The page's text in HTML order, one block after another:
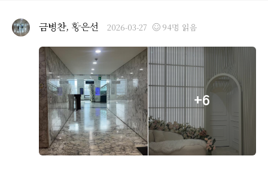
과 피로연장이 같이 있어서 하객들 동선도 좋아보였습니
다. 웨딩홀은 밝은 웨딩홀입니다. 어두운 곳을 선호하시는
분들은 선호하시지 않을 수 있지만 저희는 밝은 홀을 찾고
있어서 제격이었습니다. 큰 웨딩홀은 아니지만 리뉴얼 이
후로 더 세련되지고 이뻐졌습니다. 꽃도 많아지고 더 화사
해져서 아주 흡족스러웠습니다. 그리고 신부대기실도 너무
사랑스럽게 변했고, 신부대기실에서 바로 버진로드로 이어
지는 구조도 매우 만족스러웠습니다. 이런 부분에 반해서
계약을 했고, 당일 계약을 하면 이런저런 서비스도 많이 주
금병찬, 황은선 2026-03-27 94명 읽음
+6